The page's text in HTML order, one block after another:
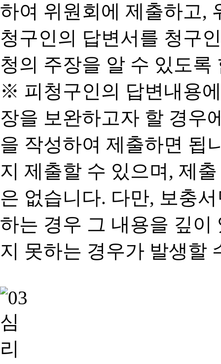
하여 위원회에 제출하고,
청구인의 답변서를 청구
청의 주장을 알 수 있도록
※ 피청구인의 답변내용
장을 보완하고자 할 경우
을 작성하여 제출하면 됩
지 제출할 수 있으며, 제
은 없습니다. 다만, 보충
하는 경우 그 내용을 깊이
지 못하는 경우가 발생할